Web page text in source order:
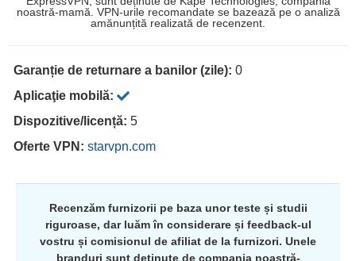
noastră-mamă. VPN-urile recomandate se bazează pe o analiză
amănunțită realizată de recenzent.
Garanție de returnare a banilor (zile): 0
Aplicaţie mobilă:
Dispozitive/licență: 5
Oferte VPN: starvpn.com
Recenzăm furnizorii pe baza unor teste și studii
riguroase, dar luăm în considerare și feedback-ul
vostru și comisionul de afiliat de la furnizori. Unele
branduri sunt deținute de compania noastră-